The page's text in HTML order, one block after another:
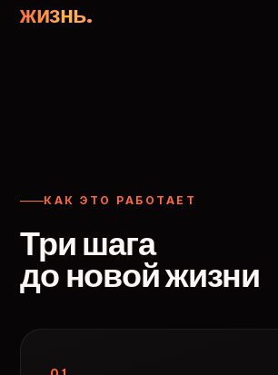
жизнь.
КАК ЭТО РАБОТАЕТ
Три шага
до новой жизни